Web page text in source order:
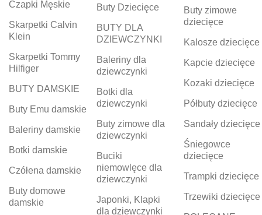
Czapki Męskie
Skarpetki Calvin
Klein
Skarpetki Tommy
Hilfiger
BUTY DAMSKIE
Buty Emu damskie
Baleriny damskie
Botki damskie
Czółena damskie
Buty domowe
damskie
Buty Dziecięce
BUTY DLA
DZIEWCZYNKI
Baleriny dla
dziewczynki
Botki dla
dziewczynki
Buty zimowe dla
dziewczynki
Buciki
niemowlęce dla
dziewczynki
Japonki, Klapki
dla dziewczynki
Buty zimowe
dziecięce
Kalosze dziecięce
Kapcie dziecięce
Kozaki dziecięce
Półbuty dziecięce
Sandały dziecięce
Śniegowce
dziecięce
Trampki dziecięce
Trzewiki dziecięce